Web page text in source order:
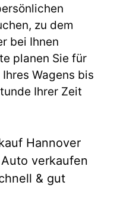
zu dem
bei Ihnen
planen Sie für
Wagens bis
Ihrer Zeit
Hannover
verkaufen
& gut